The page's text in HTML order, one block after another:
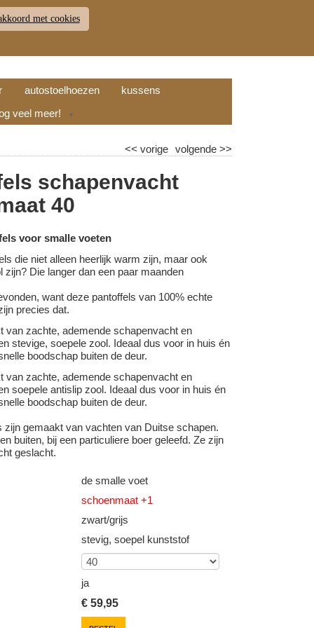
RETOUR WINKELWAGEN (
autostoelhoezen
kussens
veel meer! ▼
volgende>>
<< vorige
schapenvacht
40
voor smalle voeten
die niet alleen heerlijk warm zijn, maar ook
zijn? Die langer dan een paar maanden
want deze pantoffels van 100% echte
precies dat.
van zachte, ademende schapenvacht en
stevige, soepele zool. Ideaal dus voor in huis én
boodschap buiten de deur.
van zachte, ademende schapenvacht en
soepele antislip zool. Ideaal dus voor in huis én
boodschap buiten de deur.
zijn gemaakt van vachten van Duitse schapen.
buiten, bij een particuliere boer geleefd. Ze zijn
geslacht.
de smalle voet
schoenmaat +1
zwart/grijs
stevig, soepel kunststof
ja
€59,95
met cookies